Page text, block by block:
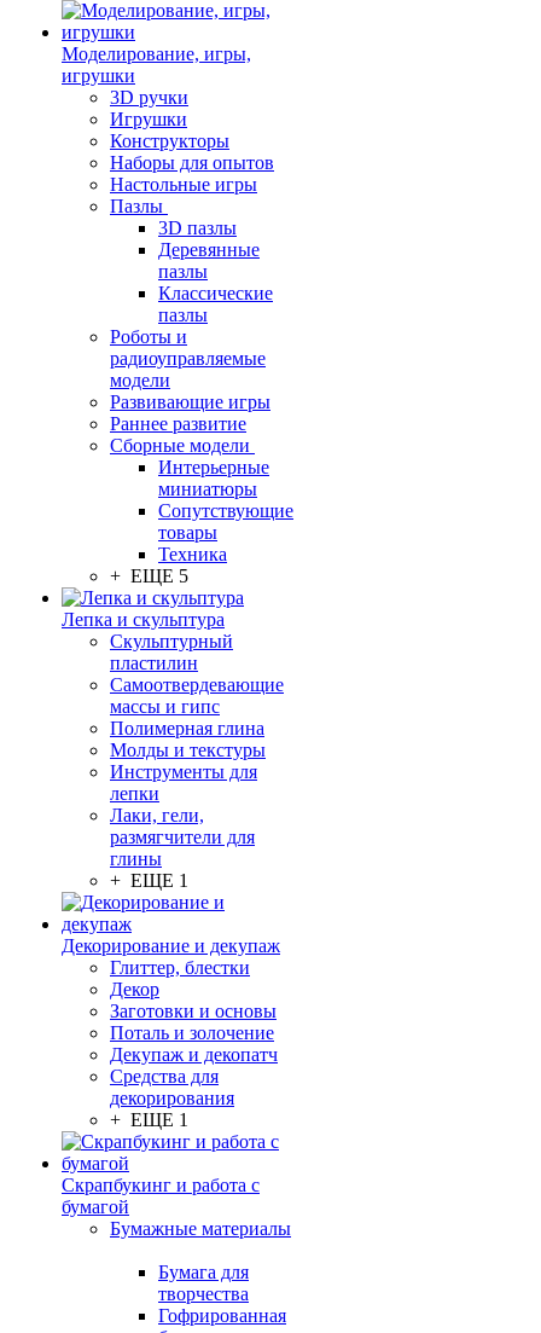
Моделирование, игры,
игрушки
3D ручки
Игрушки
Конструкторы
Наборы для опытов
Настольные игры
Пазлы
3D пазлы
Деревянные
пазлы
Классические
пазлы
Роботы и
радиоуправляемые
модели
Развивающие игры
Раннее развитие
Сборные модели
Интерьерные
миниатюры
Сопутствующие
товары
Техника
+ ЕЩЕ 5
Лепка и скульптура
Скульптурный
пластилин
Самоотвердевающие
массы и гипс
Полимерная глина
Молды и текстуры
Инструменты для
лепки
Лаки, гели,
размягчители для
глины
+ ЕЩЕ 1
Декорирование и декупаж
Глиттер, блестки
Декор
Заготовки и основы
Поталь и золочение
Декупаж и декопатч
Средства для
декорирования
+ ЕЩЕ 1
Скрапбукинг и работа с
бумагой
Бумажные материалы
Бумага для
творчества
Гофрированная